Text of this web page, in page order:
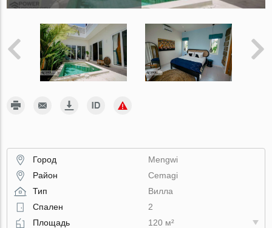
Город
Mengwi
Район
Cemagi
Тип
Вилла
Спален
2
Площадь
120 м²